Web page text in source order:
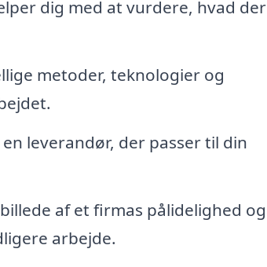
dig med at vurdere, hvad der
metoder, teknologier og
leverandør, der passer til din
af et firmas pålidelighed og
arbejde.